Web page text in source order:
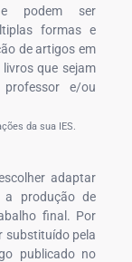
e podem ser
formas e
de artigos em
que sejam
e/ou
da sua IES.
adaptar
a produção de
final. Por
substituído pela
publicado no